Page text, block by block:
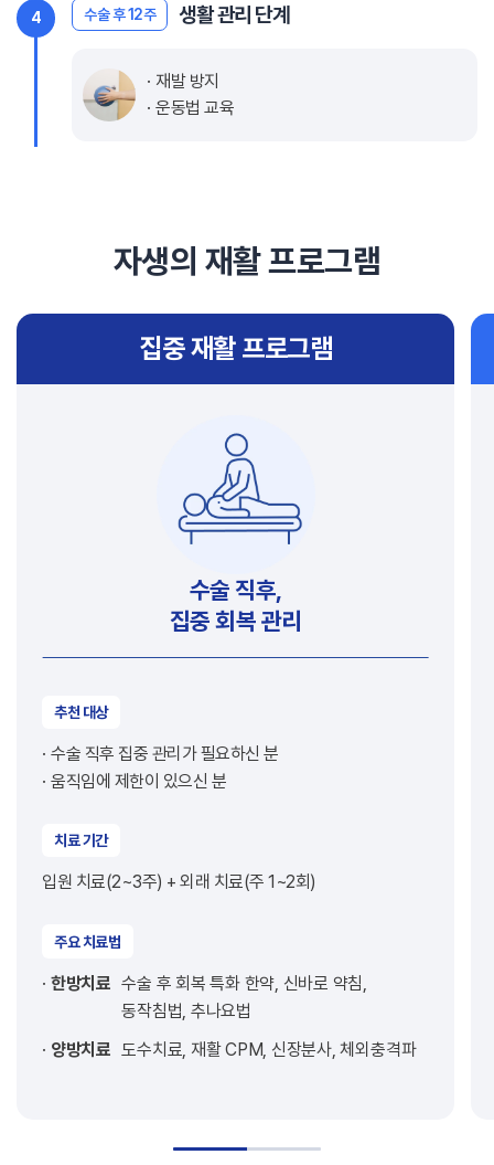
4 수술 후 12주 생활 관리 단계
재발 방지
운동법 교육
자생의 재활 프로그램
집중 재활 프로그램
수술 직후,
집중 회복 관리
추천 대상
수술 직후 집중 관리가 필요하신 분
움직임에 제한이 있으신 분
치료 기간
입원 치료(2~3주) + 외래 치료(주 1~2회)
주요 치료법
한방치료 수술 후 회복 특화 한약, 신바로 약침,
동작침법, 추나요법
양방치료
도수치료, 재활 CPM, 신장분사, 체외충격파